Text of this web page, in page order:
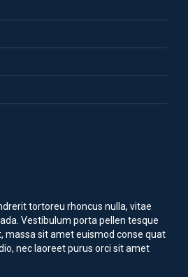
tortoreu rhoncus nulla, vitae
Vestibulum porta pellen tesque
massa sit amet euismod conse quat
nec laoreet purus orci sit amet